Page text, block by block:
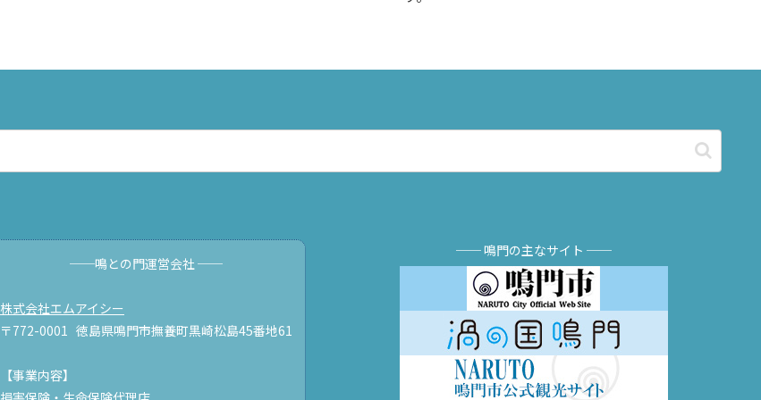
──鳴との門運営会社 ──
株式会社エムアイシー
〒772-0001 徳島県鳴門市撫養町黒崎松島45番地61
【事業内容】
── 鳴門の主なサイト ──